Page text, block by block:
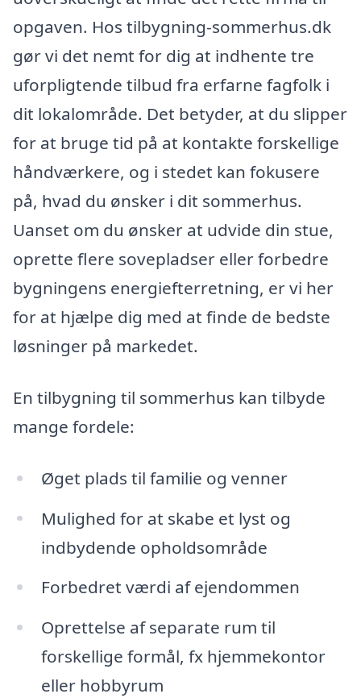
opgaven. Hos tilbygning-sommerhus.dk
gør vi det nemt for dig at indhente tre
uforpligtende tilbud fra erfarne fagfolk i
dit lokalområde. Det betyder, at du slipper
for at bruge tid på at kontakte forskellige
håndværkere, og i stedet kan fokusere
på, hvad du ønsker i dit sommerhus.
Uanset om du ønsker at udvide din stue,
oprette flere sovepladser eller forbedre
bygningens energiefterretning, er vi her
for at hjælpe dig med at finde de bedste
løsninger på markedet.
En tilbygning til sommerhus kan tilbyde
mange fordele:
Øget plads til familie og venner
Mulighed for at skabe et lyst og
indbydende opholdsområde
Forbedret værdi af ejendommen
Oprettelse af separate rum til
forskellige formål, fx hjemmekontor
eller hobbyrum